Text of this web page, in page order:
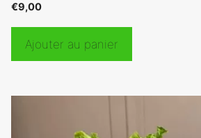
€9,00
Ajouter au panier